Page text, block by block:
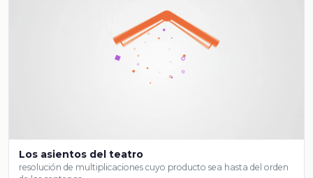
Los asientos del teatro
resolución de multiplicaciones cuyo producto sea hasta del orden